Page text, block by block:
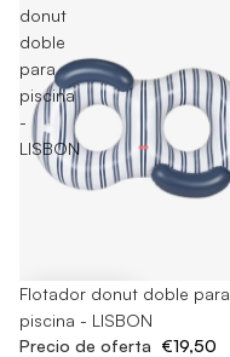
donut
doble
para
piscina
-
LISBON
-50%
Flotador donut doble para
piscina - LISBON
Precio de oferta €19,50